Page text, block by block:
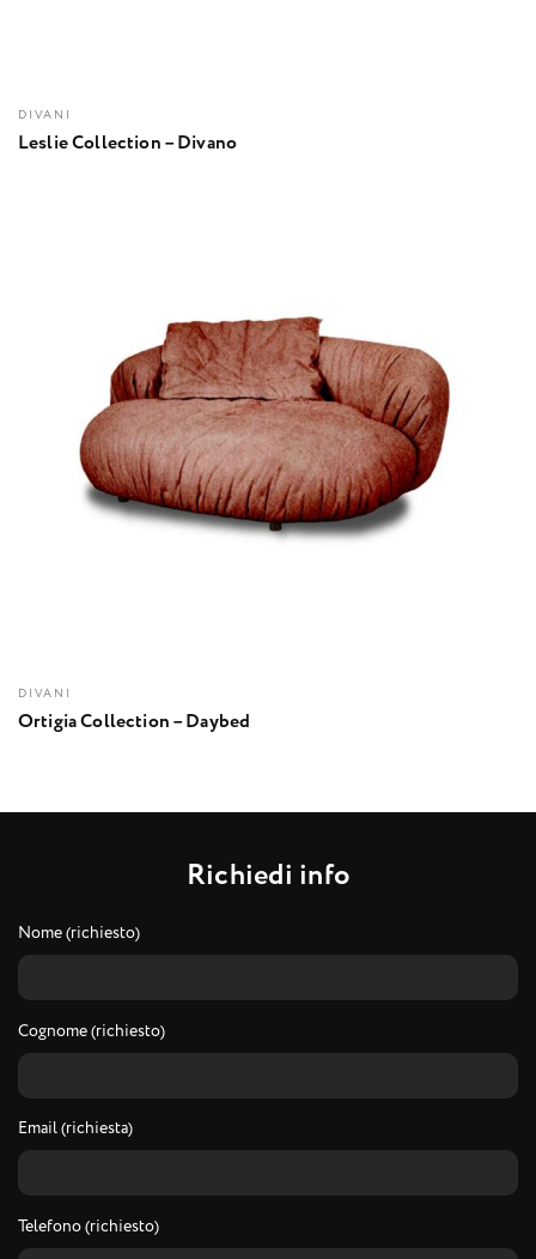
DIVANI
Leslie Collection – Divano
DIVANI
Ortigia Collection – Daybed
Richiedi info
Nome (richiesto)
Cognome (richiesto)
Email (richiesta)
Telefono (richiesto)